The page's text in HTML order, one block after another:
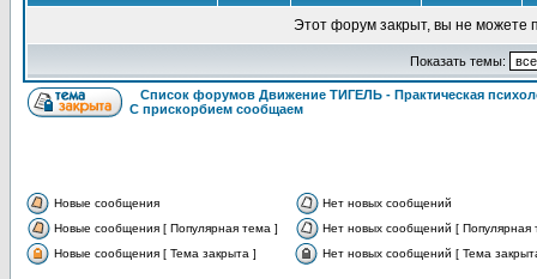
Этот форум закрыт, вы не можете
Показать темы:
Список форумов Движение ТИГЕЛЬ - Практическая
С прискорбием сообщаем
Новые сообщения
Нет новых сообщений
Новые сообщения [ Популярная тема ]
Нет новых сообщений [ Популярная
Новые сообщения [ Тема закрыта ]
Нет новых сообщений [ Тема